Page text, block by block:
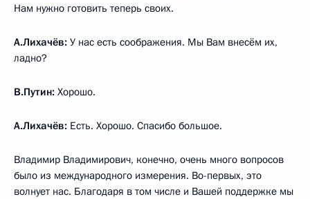
Нам нужно готовить теперь своих.
А.Лихачёв: У нас есть соображения. Мы Вам внесём их,
ладно?
В.Путин: Хорошо.
А.Лихачёв: Есть. Хорошо. Спасибо большое.
Владимир Владимирович, конечно, очень много вопросов
было из международного измерения. Во-первых, это
волнует нас. Благодаря в том числе и Вашей поддержке мы